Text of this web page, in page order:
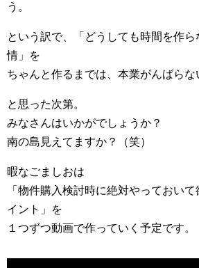
う。
という訳で、「どうしても時間を作
情」を
ちゃんと作るまでは、本業がんばらな
と思った次第。
みなさんはいかがでしょうか？
南の島見えてますか？（笑）
暇なごましおは
「物件購入検討時に絶対やっておい
イント」を
１つずつ動画で作っていく予定です。